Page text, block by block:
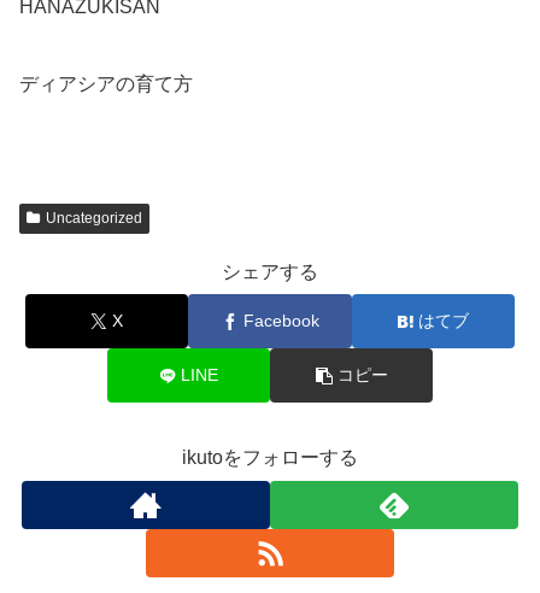
HANAZUKISAN
ディアシアの育て方
Uncategorized
シェアする
X Facebook はてブ
LINE コピー
ikutoをフォローする